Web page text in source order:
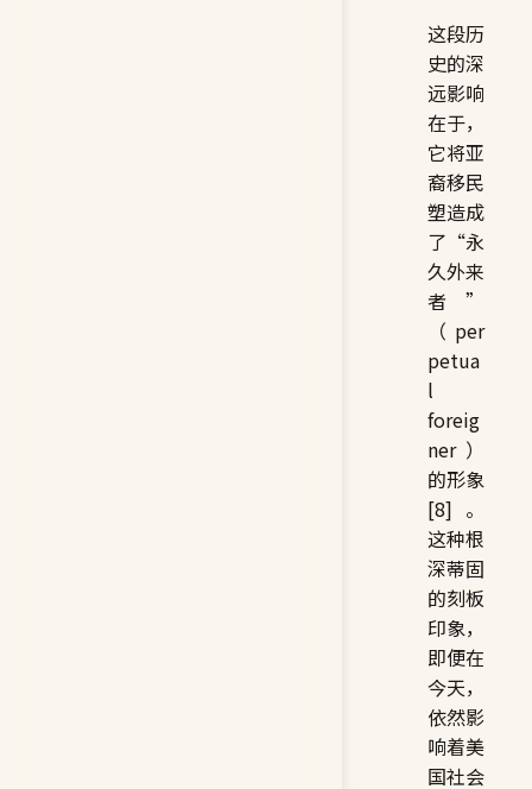
这段历
史的深
远影响
在于，
它将亚
裔移民
塑造成
了“永
久外来
者”
（per
petua
l
foreig
ner）
的形象
[8]。
这种根
深蒂固
的刻板
印象，
即便在
今天，
依然影
响着美
国社会